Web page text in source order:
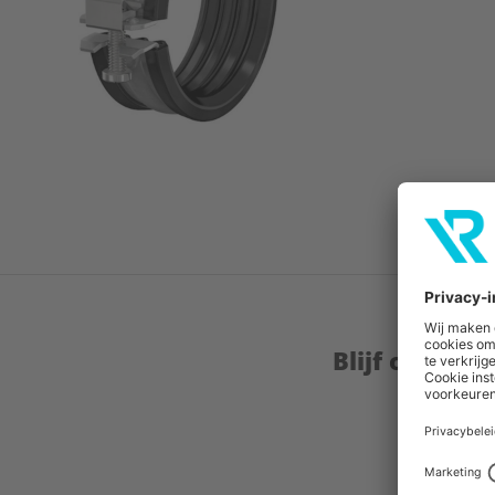
Blijf op de